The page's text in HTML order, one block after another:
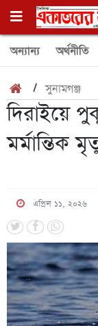
অন্যান্য অর্থনীতি
/সুনামগঞ্জ
দিরাইয়ে
মর্মান্তিক
এপ্রিল ১১, ২০২৬